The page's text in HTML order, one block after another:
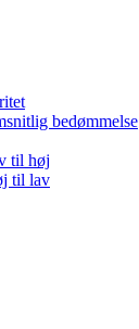
bedømmelse
til høj
til lav